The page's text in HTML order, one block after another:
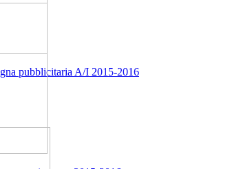
pubblicitaria A/I 2015-2016